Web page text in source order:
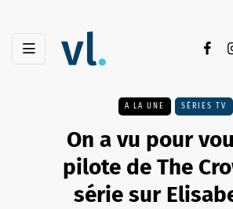
A LA UNE SÉRIES TV
On a vu pour
pilote de The
série sur